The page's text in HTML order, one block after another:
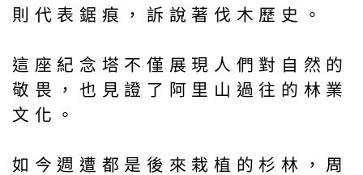
則代表鋸痕，訴說著伐木歷史。
這座紀念塔不僅展現人們對自然的
敬畏，也見證了阿里山過往的林業
文化。
如今週遭都是後來栽植的杉林，周